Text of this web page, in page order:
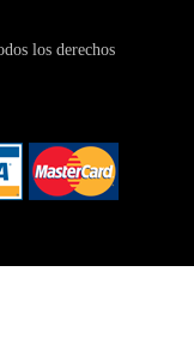
los derechos